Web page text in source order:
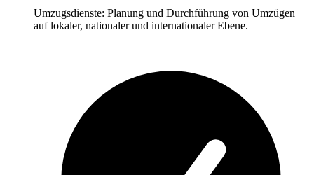
Umzugsdienste: Planung und Durchführung von Umzügen
auf lokaler, nationaler und internationaler Ebene.